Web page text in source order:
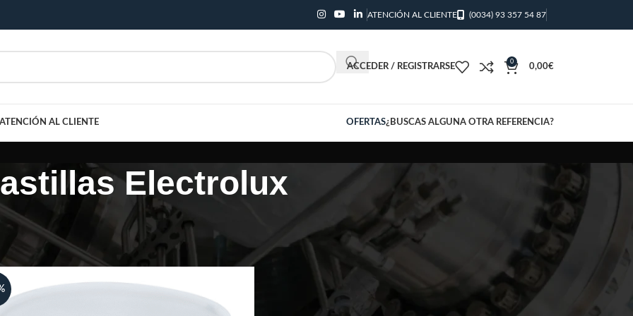
ATENCIÓN AL CLIENTE (0034) 93 357 54 87
ACCEDER / REGISTRARSE
0
0,00€
ATENCIÓN AL CLIENTE OFERTAS¿BUSCAS ALGUNA OTRA REFERENCIA?
Electrolux